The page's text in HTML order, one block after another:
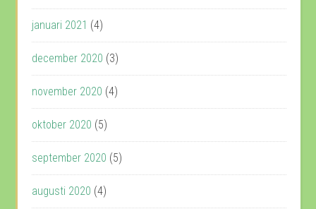
januari 2021 (4)
december 2020 (3)
november 2020 (4)
oktober 2020 (5)
september 2020 (5)
augusti 2020 (4)